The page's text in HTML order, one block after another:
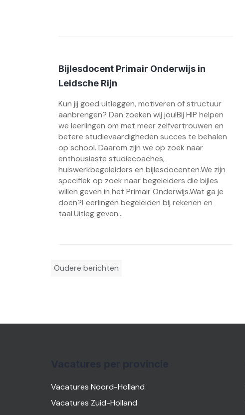
Bijlesdocent Primair Onderwijs in
Leidsche Rijn
Kun jij goed uitleggen, motiveren of structuur
aanbrengen? Dan zoeken wij jou!Bij HIP helpen
we leerlingen om met meer zelfvertrouwen en
betere studievaardigheden succes te behalen
op school. Daarom zijn we op zoek naar
enthousiaste studiecoaches,
huiswerkbegeleiders en bijlesdocenten.We zijn
specifiek op zoek naar begeleiders die bijles
willen geven in het Primair Onderwijs.Wat ga je
doen?Leerlingen begeleiden bij rekenen en
taal.Uitleg geven...
Berichtennavigatie
Oudere berichten
Vacatures Noord-Holland
Vacatures Zuid-Holland